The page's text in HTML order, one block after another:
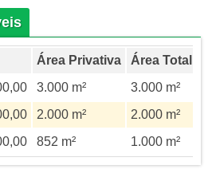
Área Privativa
Área Total
3.000 m² 3.000 m²
2.000 m² 2.000 m²
852 m² 1.000 m²